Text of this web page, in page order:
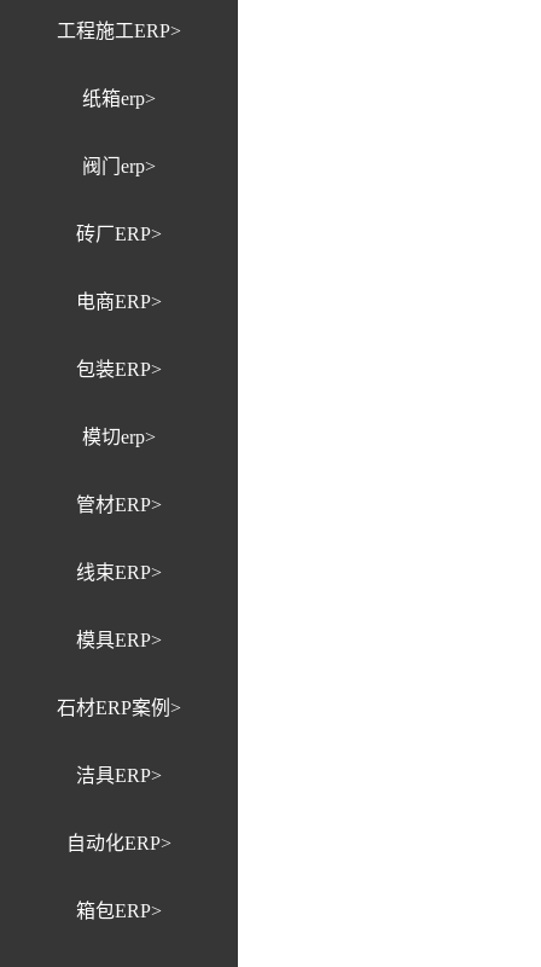
工程施工ERP>
纸箱erp>
阀门erp>
砖厂ERP>
电商ERP>
包装ERP>
模切erp>
管材ERP>
线束ERP>
模具ERP>
石材ERP案例>
洁具ERP>
自动化ERP>
箱包ERP>